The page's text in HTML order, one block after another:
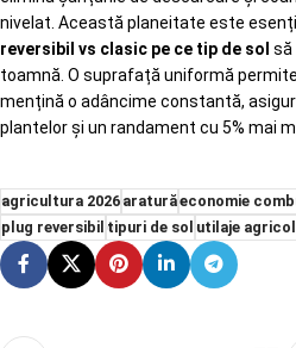
nivelat. Această planeitate este
reversibil vs clasic pe ce tip de sol să
toamnă. O suprafață uniformă
mențină o adâncime constantă,
plantelor și un randament cu 5% mai
agricultura 2026araturăeconomie
plug reversibil tipuri de sol utilaje